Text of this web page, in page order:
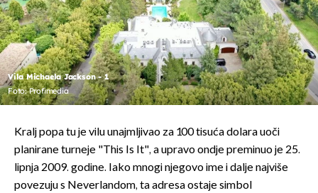
Vila Michaela Jackson - 1
Foto: Profimedia
Kralj popa tu je vilu unajmljivao za 100 tisuća dolara uoči
planirane turneje "This Is It", a upravo ondje preminuo je 25.
lipnja 2009. godine. Iako mnogi njegovo ime i dalje najviše
povezuju s Neverlandom, ta adresa ostaje simbol